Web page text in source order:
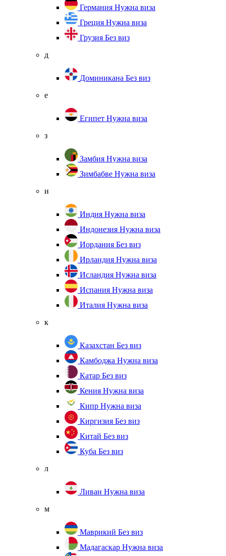
Германия Нужна виза
Греция Нужна виза
Грузия Без виз
д
Доминикана Без виз
е
Египет Нужна виза
з
Замбия Нужна виза
Зимбабве Нужна виза
и
Индия Нужна виза
Индонезия Нужна виза
Иордания Без виз
Ирландия Нужна виза
Исландия Нужна виза
Испания Нужна виза
Италия Нужна виза
к
Казахстан Без виз
Камбоджа Нужна виза
Катар Без виз
Кения Нужна виза
Кипр Нужна виза
Киргизия Без виз
Китай Без виз
Куба Без виз
л
Ливан Нужна виза
м
Маврикий Без виз
Мадагаскар Нужна виза